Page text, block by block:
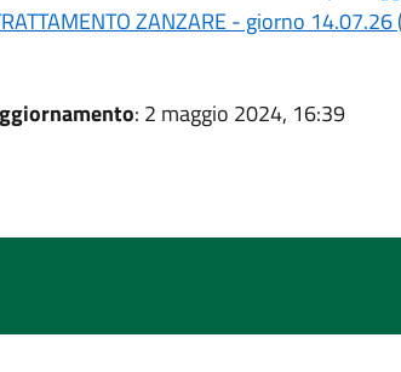
ZANZARE - giorno
: 2 maggio 2024, 16:39